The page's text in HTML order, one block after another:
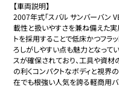
【車両説明】
2007年式「スバル サンバーバン
載性と扱いやすさを兼ね備えた実
トを採用することで低床かつフラ
ろしがしやすい点も魅力となって
スが確保されており、工具や資材
の利くコンパクトなボディと視界
在でも根強い人気を誇る軽商用バ